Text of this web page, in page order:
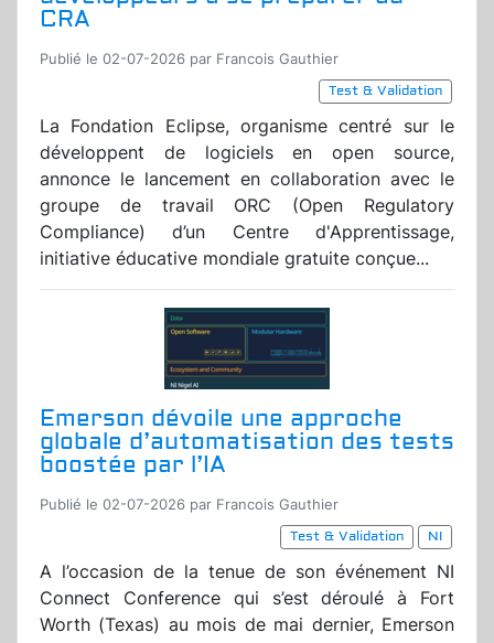
CRA
Publié le 02-07-2026 par Francois Gauthier
Test & Validation
La Fondation Eclipse, organisme centré sur le
développent de logiciels en open source,
annonce le lancement en collaboration avec le
groupe de travail ORC (Open Regulatory
Compliance) d’un Centre d'Apprentissage,
initiative éducative mondiale gratuite conçue...
Emerson dévoile une approche
globale d’automatisation des tests
boostée par l’IA
Publié le 02-07-2026 par Francois Gauthier
Test & Validation
NI
A l’occasion de la tenue de son événement NI
Connect Conference qui s’est déroulé à Fort
Worth (Texas) au mois de mai dernier, Emerson